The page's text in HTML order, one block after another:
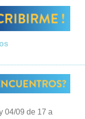
04/09 de 17 a